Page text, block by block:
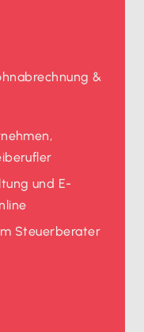
&
und E-
Steuerberater